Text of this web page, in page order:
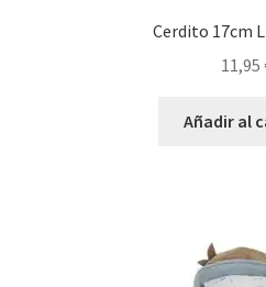
Cerdito 17cm
11,95
Añadir al